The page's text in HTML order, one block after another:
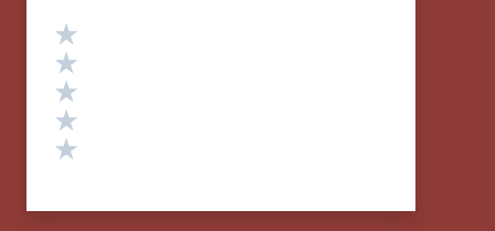
Valutazione